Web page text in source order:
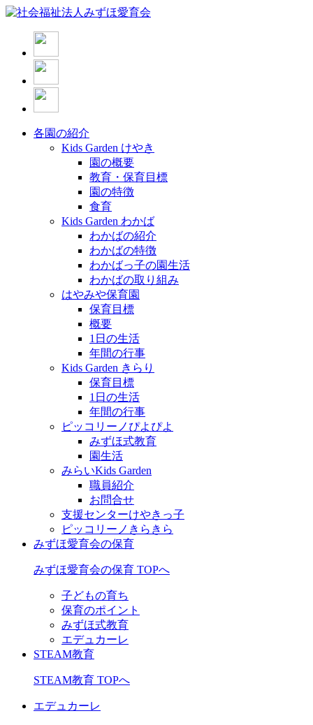
各園の紹介
Kids Garden けやき
園の概要
教育・保育目標
園の特徴
食育
Kids Garden わかば
わかばの紹介
わかばの特徴
わかばっ子の園生活
わかばの取り組み
はやみや保育園
保育目標
概要
1日の生活
年間の行事
Kids Garden きらり
保育目標
1日の生活
年間の行事
ピッコリーノぴよぴよ
みずほ式教育
園生活
みらいKids Garden
職員紹介
お問合せ
支援センターけやきっ子
ピッコリーノきらきら
みずほ愛育会の保育
みずほ愛育会の保育 TOPへ
子どもの育ち
保育のポイント
みずほ式教育
エデュカーレ
STEAM教育
STEAM教育 TOPへ
エデュカーレ